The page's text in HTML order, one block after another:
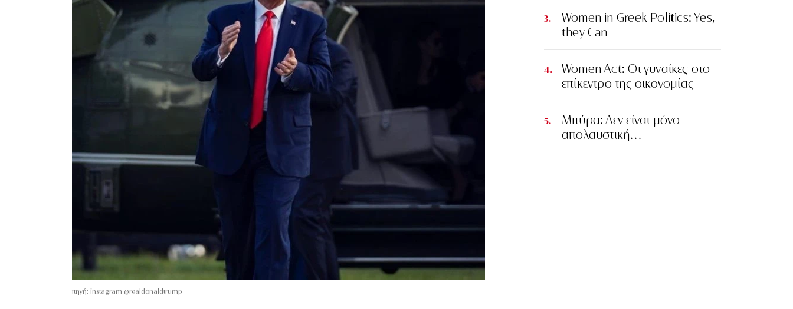
πηγή: instagram @realdonaldtrump
Women in Greek Politics: Yes,
they Can
Women Act: Οι γυναίκες στο
επίκεντρο της οικονομίας
Μπύρα: Δεν είναι μόνο
απολαυστική…